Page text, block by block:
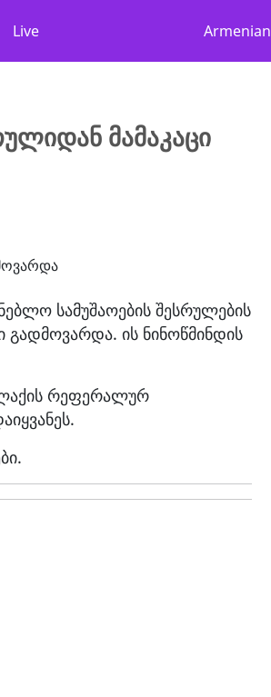
Live Armenian
მამაკაცი
სამუშაოების შესრულების
ის ნინოწმინდის
რეფერალურ